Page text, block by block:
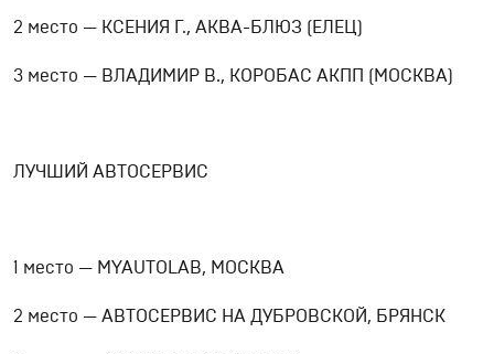
2 место — КСЕНИЯ Г., АКВА-БЛЮЗ (ЕЛЕЦ)
3 место — ВЛАДИМИР В., КОРОБАС АКПП (МОСКВА)
ЛУЧШИЙ АВТОСЕРВИС
1 место — MYAUTOLAB, МОСКВА
2 место — АВТОСЕРВИС НА ДУБРОВСКОЙ, БРЯНСК